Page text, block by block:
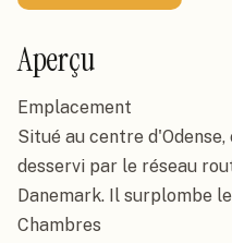
Aperçu
Emplacement
Situé au centre
desservi par le réseau
Danemark. Il surplombe
Chambres